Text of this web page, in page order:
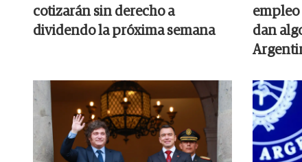
cotizarán sin derecho a
dividendo la próxima semana
empleo
dan